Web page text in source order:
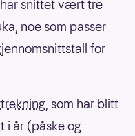
snittet vært tre
noe som passer
for
, som har blitt
i år (påske og